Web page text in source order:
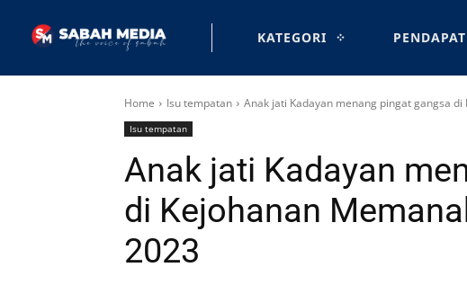
KATEGORI PENDAPAT
Home Isu tempatan Anak jati Kadayan menang pingat gangsa
Isu tempatan
Anak jati Kadayan
di Kejohanan
2023